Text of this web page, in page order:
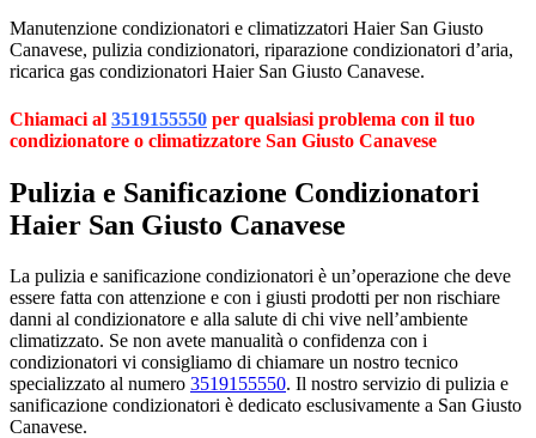
Manutenzione condizionatori e climatizzatori Haier San Giusto
Canavese, pulizia condizionatori, riparazione condizionatori d’aria,
ricarica gas condizionatori Haier San Giusto Canavese.
Chiamaci al 3519155550 per qualsiasi problema con il tuo
condizionatore o climatizzatore San Giusto Canavese
Pulizia e Sanificazione Condizionatori
Haier San Giusto Canavese
La pulizia e sanificazione condizionatori è un’operazione che deve
essere fatta con attenzione e con i giusti prodotti per non rischiare
danni al condizionatore e alla salute di chi vive nell’ambiente
climatizzato. Se non avete manualità o confidenza con i
condizionatori vi consigliamo di chiamare un nostro tecnico
specializzato al numero 3519155550. Il nostro servizio di pulizia e
sanificazione condizionatori è dedicato esclusivamente a San Giusto
Canavese.